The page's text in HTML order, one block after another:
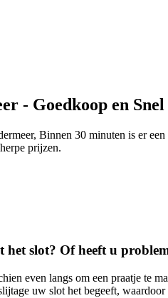
- Goedkoop en Snel
Binnen 30 minuten is er
prijzen.
slot? Of heeft u
even langs om een praatje te
uw slot het begeeft,